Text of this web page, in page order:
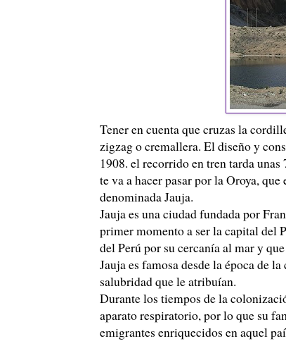
Tener en cuenta que cruzas la
zigzag o cremallera. El diseño y
1908. el recorrido en tren tarda
te va a hacer pasar por la Oroya,
denominada Jauja.
Jauja es una ciudad fundada por
primer momento a ser la capital del
del Perú por su cercanía al mar y
Jauja es famosa desde la época de
salubridad que le atribuían.
Durante los tiempos de la
aparato respiratorio, por lo que su
emigrantes enriquecidos en aquel